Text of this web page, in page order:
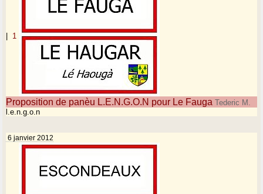
| 1
Proposition de panèu L.E.N.G.O.N pour Le Fauga Tederic M.
l.e.n.g.o.n
6 janvier 2012